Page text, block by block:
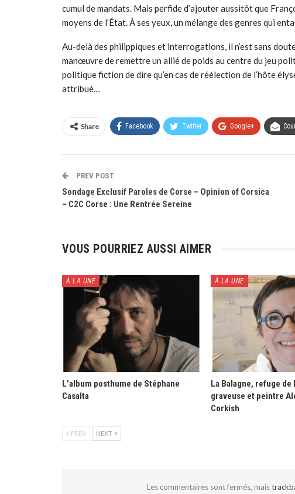
cumul de mandats. Mais perfide d’ajouter aussitôt que
moyens de l’État. À ses yeux, un mélange des genres qui
Au-delà des philippiques et interrogations, il n’est sans
manœuvre de remettre un allié de poids au centre du jeu
politique fiction de dire qu’en cas de réélection de l’hôte
attribué…
Share Facebook Twitter Google+
PREV POST
Sondage Exclusif Paroles de Corse – Opinion of Corsica
– C2C Corse : Une Rentrée Sereine
VOUS POURRIEZ AUSSI AIMER
À LA UNE
L’album posthume de Stéphane
Casalta
À LA UNE
La Balagne, refuge de
graveuse et peintre
Corkish
PREV NEXT
Les commentaires sont fermés, mais